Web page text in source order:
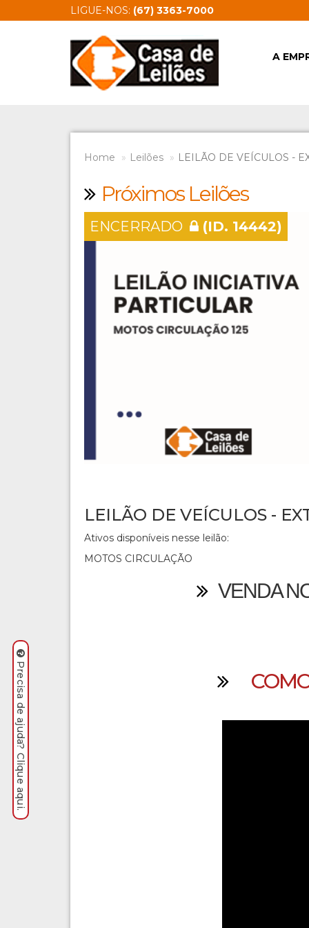
LIGUE-NOS: (67) 3363-7000
A
Home Leilões LEILÃO DE VEÍCULOS -
Próximos Leilões
ENCERRADO (ID. 14442)
LEILÃO DE VEÍCULOS -
Ativos disponíveis nesse leilão:
MOTOS CIRCULAÇÃO
VENDA
Precisa de ajuda? Clique aqui.